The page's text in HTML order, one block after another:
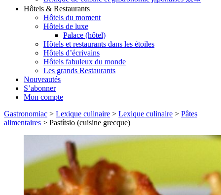
Hôtels & Restaurants
Hôtels du moment
Hôtels de luxe
Palace (hôtel)
Hôtels et restaurants dans les étoiles
Hôtels d’écrivains
Hôtels fabuleux du monde
Les grands Restaurants
Nouveautés
S’abonner
Mon compte
Gastronomiac > Lexique culinaire > Lexique culinaire > Pâtes
alimentaires > Pastítsio (cuisine grecque)